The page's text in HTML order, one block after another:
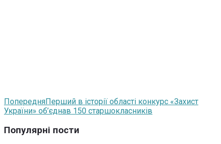
ПопередняПерший в історії області конкурс «Захист
України» об’єднав 150 старшокласників
Популярні пости